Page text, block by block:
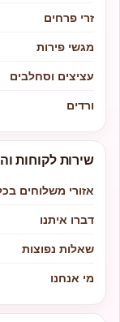
זרי פרחים
מגשי פירות
עציצים וסחלבים
ורדים
שירות לקוחות
אזורי משלוחים
דברו איתנו
שאלות נפוצות
מי אנחנו